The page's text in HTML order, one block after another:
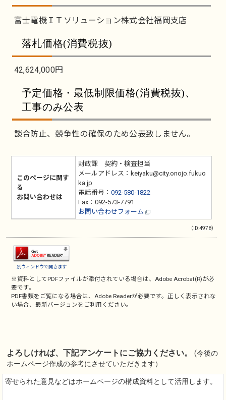
富士電機ＩＴソリューション株式会社福岡支店
落札価格(消費税抜)
42,624,000円
予定価格・最低制限価格(消費税抜)、
工事のみ公表
談合防止、競争性の確保のため公表致しません。
このページに関す
る
お問い合わせは
財政課 契約・検査担当
メールアドレス：keiyaku@city.onojo.fukuo
ka.jp
電話番号： 092-580-1822
Fax：092-573-7791
お問い合わせフォーム
（ID:4978）
別ウィンドウで開きます
※資料としてPDFファイルが添付されている場合は、Adobe Acrobat(R)が必
要です。
PDF書類をご覧になる場合は、Adobe Readerが必要です。正しく表示されな
い場合、最新バージョンをご利用ください。